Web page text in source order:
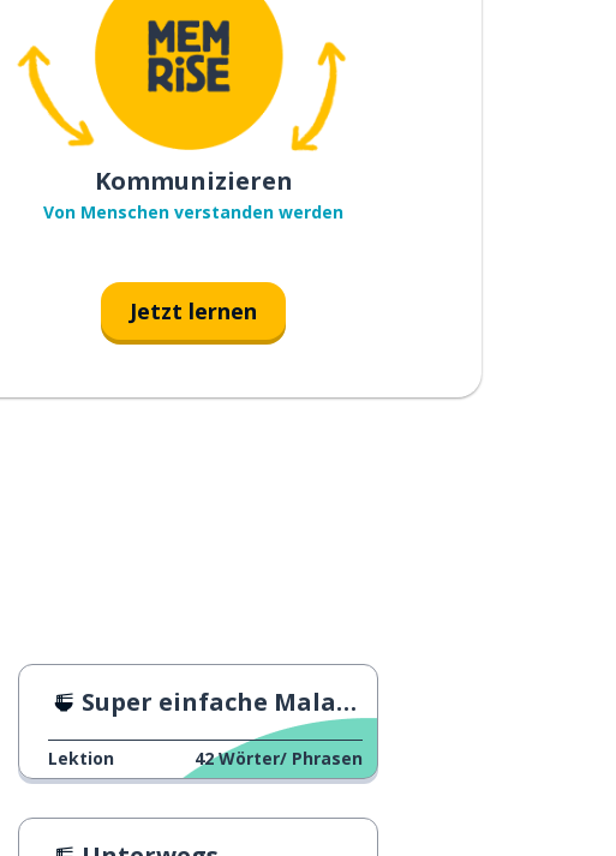
Kommunizieren
Von Menschen verstanden werden
Jetzt lernen
Super einfache Mala-Mischung!
Lektion 42 Wörter/ Phrasen